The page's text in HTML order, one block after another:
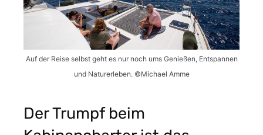
Auf der Reise selbst geht es nur noch ums Genießen, Entspannen
und Naturerleben. ©Michael Amme
Der Trumpf beim